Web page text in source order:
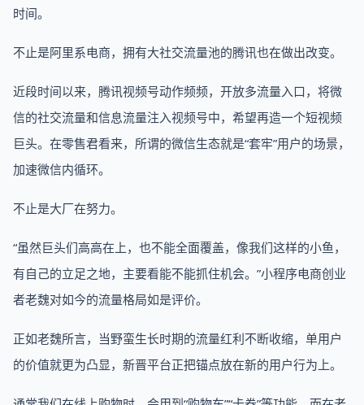
时间。
不止是阿里系电商，拥有大社交流量池的腾讯也在做出改变。
近段时间以来，腾讯视频号动作频频，开放多流量入口，将微
信的社交流量和信息流量注入视频号中，希望再造一个短视频
巨头。在零售君看来，所谓的微信生态就是“套牢”用户的场景，
加速微信内循环。
不止是大厂在努力。
“虽然巨头们高高在上，也不能全面覆盖，像我们这样的小鱼，
有自己的立足之地，主要看能不能抓住机会。”小程序电商创业
者老魏对如今的流量格局如是评价。
正如老魏所言，当野蛮生长时期的流量红利不断收缩，单用户
的价值就更为凸显，新晋平台正把锚点放在新的用户行为上。